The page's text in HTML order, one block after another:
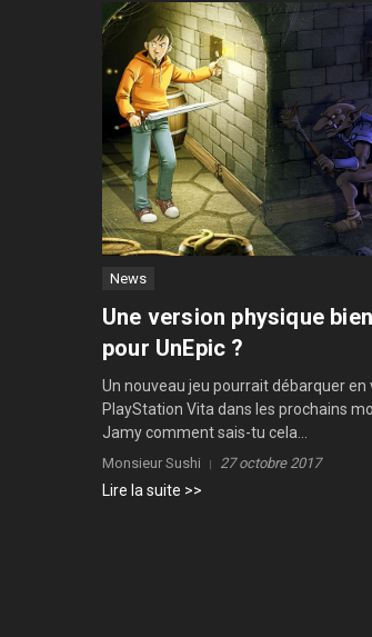
News
Une version physique
pour UnEpic ?
Un nouveau jeu pourrait débarquer en
PlayStation Vita dans les prochains
Jamy comment sais-tu cela...
Monsieur Sushi 27 octobre 2017
Lire la suite >>